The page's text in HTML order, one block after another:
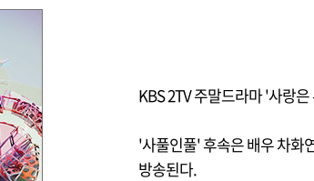
KBS 2TV 주말드라마 '사랑
'사풀인풀' 후속은 배우 차화
방송된다.